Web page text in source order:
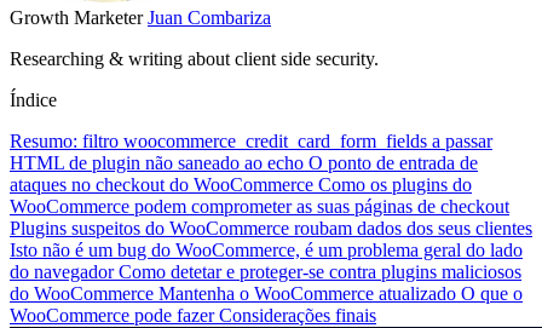
Growth MarketerJuan Combariza
Researching & writing about client side security.
Índice
Resumo: filtro woocommerce_credit_card_form_fields a passar
HTML de plugin não saneado ao echo O ponto de entrada de
ataques no checkout do WooCommerce Como os plugins do
WooCommerce podem comprometer as suas páginas de checkout
Plugins suspeitos do WooCommerce roubam dados dos seus clientes
Isto não é um bug do WooCommerce, é um problema geral do lado
do navegadorComo detetar e proteger-se contra plugins maliciosos
do WooCommerce Mantenha o WooCommerce atualizado O que o
WooCommerce pode fazerConsiderações finais